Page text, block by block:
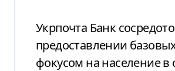
Укрпочта Банк
предоставлении
фокусом на население в